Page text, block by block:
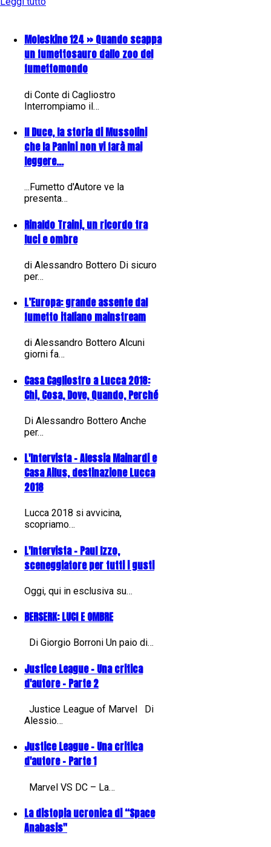
Moleskine 124 » Quando scappa
un fumettosauro dallo zoo del
fumettomondo
di Conte di Cagliostro
Interrompiamo il…
Il Duce, la storia di Mussolini
che la Panini non vi farà mai
leggere...
...Fumetto d'Autore ve la
presenta…
Rinaldo Traini, un ricordo tra
luci e ombre
di Alessandro Bottero Di sicuro
per…
L’Europa: grande assente dal
fumetto italiano mainstream
di Alessandro Bottero Alcuni
giorni fa…
Casa Cagliostro a Lucca 2018:
Chi, Cosa, Dove, Quando, Perché
Di Alessandro Bottero Anche
per…
L'Intervista - Alessia Mainardi e
Casa Ailus, destinazione Lucca
2018
Lucca 2018 si avvicina,
scopriamo…
L'Intervista - Paul Izzo,
sceneggiatore per tutti i gusti
Oggi, qui in esclusiva su…
BERSERK: LUCI E OMBRE
Di Giorgio Borroni Un paio di…
Justice League - Una critica
d'autore - Parte 2
Justice League of Marvel Di
Alessio…
Justice League - Una critica
d'autore - Parte 1
Marvel VS DC – La…
La distopia ucronica di “Space
Anabasis"